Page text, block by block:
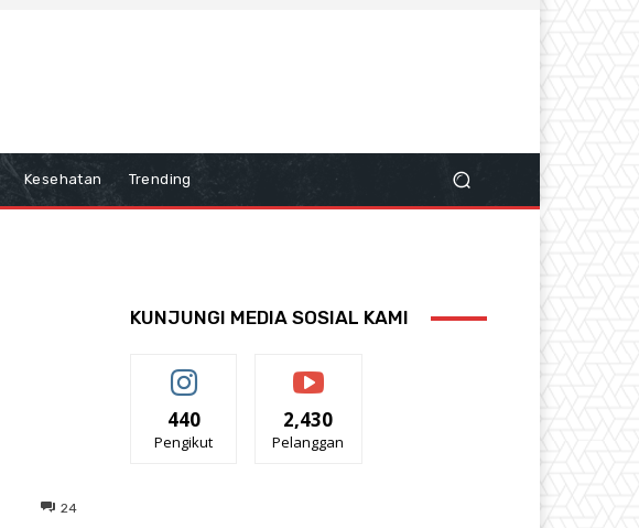
Kesehatan Trending
24
KUNJUNGI MEDIA SOSIAL KAMI
440
Pengikut
2,430
Pelanggan